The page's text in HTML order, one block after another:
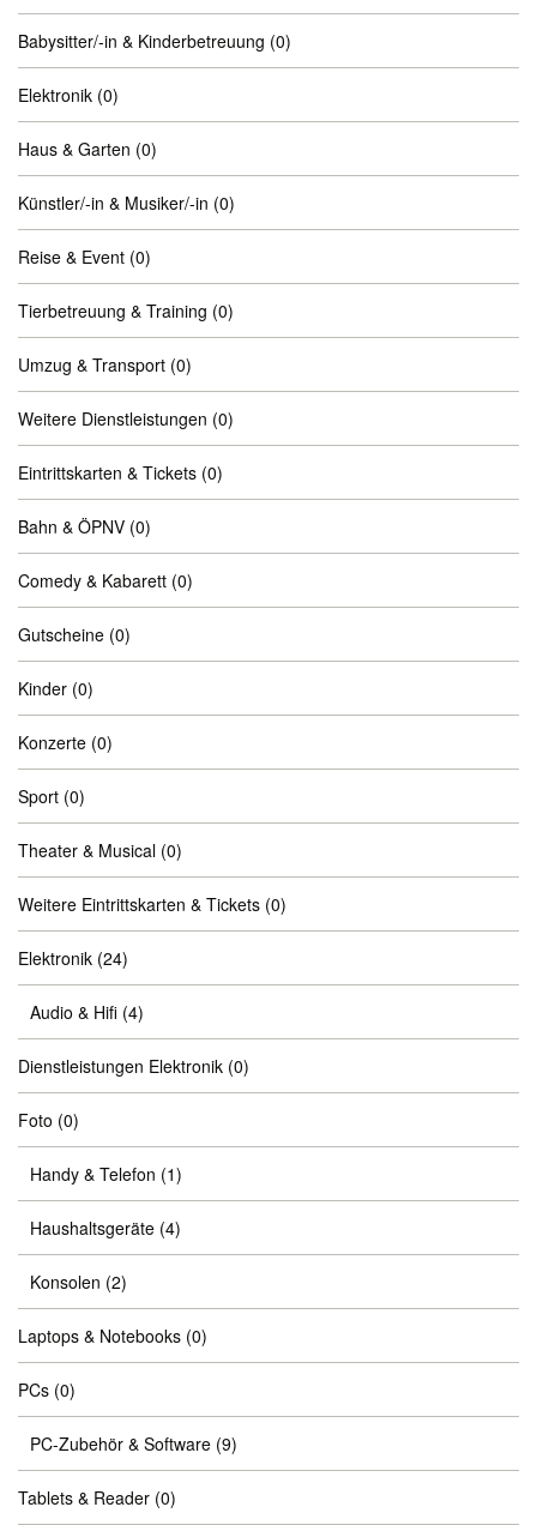
Babysitter/-in & Kinderbetreuung (0)
Elektronik (0)
Haus & Garten (0)
Künstler/-in & Musiker/-in (0)
Reise & Event (0)
Tierbetreuung & Training (0)
Umzug & Transport (0)
Weitere Dienstleistungen (0)
Eintrittskarten & Tickets (0)
Bahn & ÖPNV (0)
Comedy & Kabarett (0)
Gutscheine (0)
Kinder (0)
Konzerte (0)
Sport (0)
Theater & Musical (0)
Weitere Eintrittskarten & Tickets (0)
Elektronik (24)
Audio & Hifi (4)
Dienstleistungen Elektronik (0)
Foto (0)
Handy & Telefon (1)
Haushaltsgeräte (4)
Konsolen (2)
Laptops & Notebooks (0)
PCs (0)
PC-Zubehör & Software (9)
Tablets & Reader (0)